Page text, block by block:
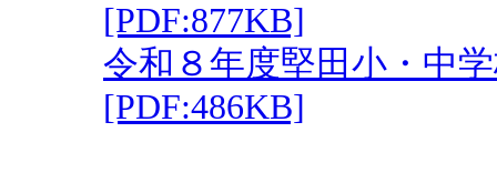
[PDF:877KB]
令和８年度堅田小・中
[PDF:486KB]